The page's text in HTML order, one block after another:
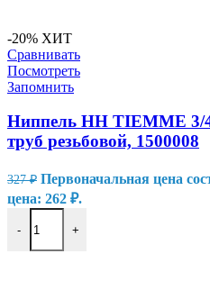
-20% ХИТ
Сравнивать
Посмотреть
Запомнить
Ниппель HH TIEMME 3/
труб резьбовой, 1500008
327₽ Первоначальная цена
цена: 262 ₽.
- +